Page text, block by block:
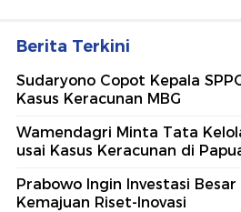
Berita Terkini
Sudaryono Copot Kepala
Kasus Keracunan MBG
Wamendagri Minta Tata
usai Kasus Keracunan di
Prabowo Ingin Investasi
Kemajuan Riset-Inovasi